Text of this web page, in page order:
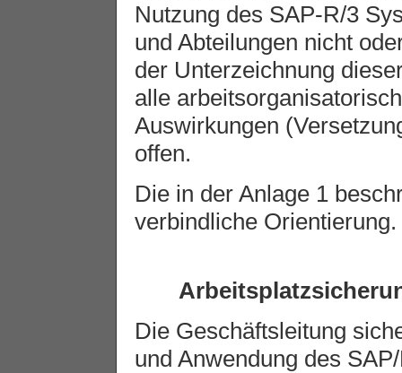
Nutzung des SAP-R/3
und Abteilungen nicht
der Unterzeichnung
alle
Auswirkungen
offen.
Die in der Anlage 1
verbindliche Orientierung.
Die Geschäftsleitung
und Anwendung des